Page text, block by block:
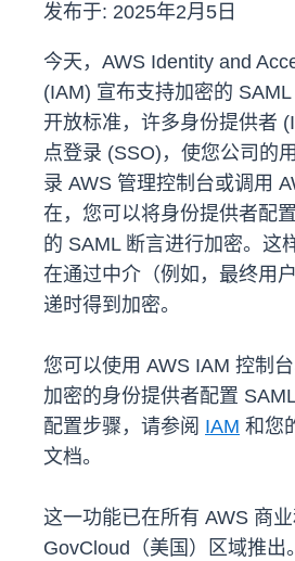
发布于: 2025年2月5日
今天，AWS Identity and
(IAM) 宣布支持加密的
开放标准，许多身份提供者
点登录 (SSO)，使您公司的
录 AWS 管理控制台或调用
在，您可以将身份提供者配
的 SAML 断言进行加密。这
在通过中介（例如，最终用
递时得到加密。
您可以使用 AWS IAM 控制
加密的身份提供者配置
配置步骤，请参阅 IAM 和您
文档。
这一功能已在所有 AWS 商
GovCloud（美国）区域推出